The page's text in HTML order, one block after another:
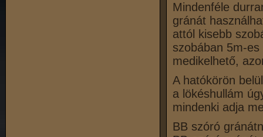
Mindenféle
gránát
attól kisebb
szobában 5m-
medikelhető,
A hatókörön
a lökéshullám
mindenki adja
BB szóró